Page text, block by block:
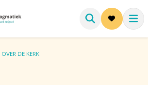
OVER DE KERK